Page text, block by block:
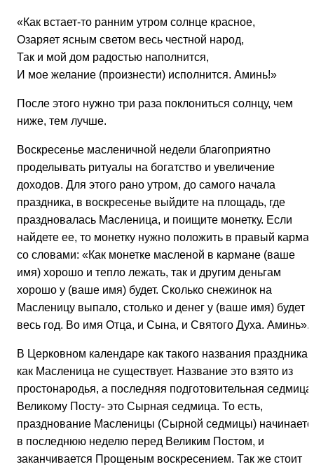
«Как встает-то ранним утром солнце красное,
Озаряет ясным светом весь честной народ,
Так и мой дом радостью наполнится,
И мое желание (произнести) исполнится. Аминь!»
После этого нужно три раза поклониться солнцу, чем
ниже, тем лучше.
Воскресенье масленичной недели благоприятно
проделывать ритуалы на богатство и увеличение
доходов. Для этого рано утром, до самого начала
праздника, в воскресенье выйдите на площадь, где
праздновалась Масленица, и поищите монетку. Если
найдете ее, то монетку нужно положить в правый
со словами: «Как монетке масленой в кармане (ваше
имя) хорошо и тепло лежать, так и другим деньгам
хорошо у (ваше имя) будет. Сколько снежинок на
Масленицу выпало, столько и денег у (ваше имя) будет
весь год. Во имя Отца, и Сына, и Святого Духа. Аминь».
В Церковном календаре как такого названия праздника
как Масленица не существует. Название это взято из
простонародья, а последняя подготовительная седмица
Великому Посту- это Сырная седмица. То есть,
празднование Масленицы (Сырной седмицы)
в последнюю неделю перед Великим Постом, и
заканчивается Прощеным воскресением. Так же стоит